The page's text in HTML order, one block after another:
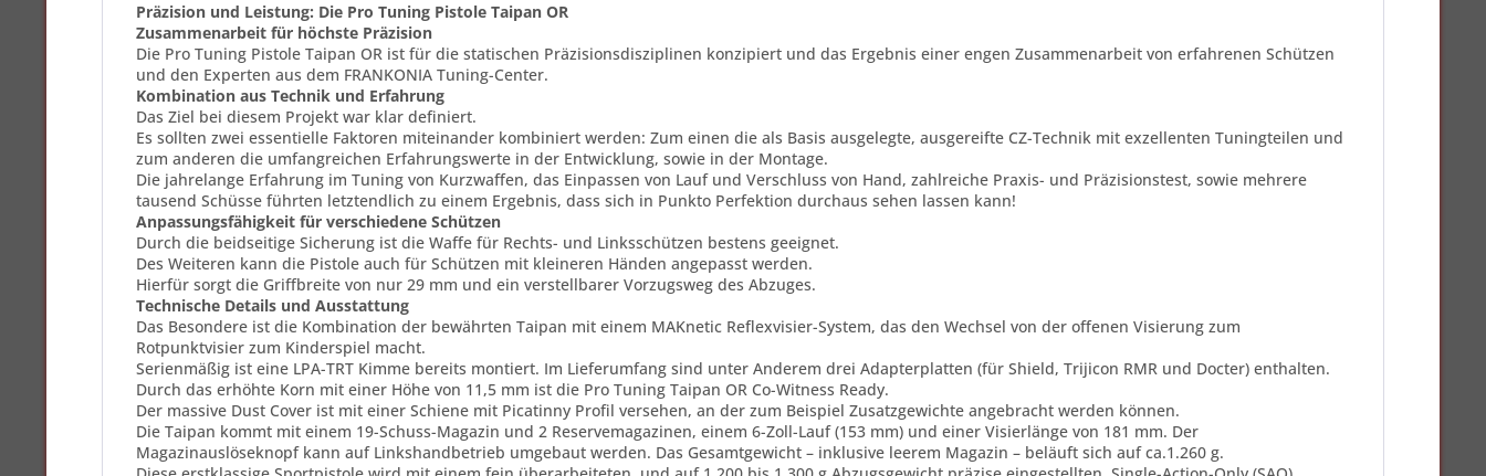
Präzision und Leistung: Die Pro Tuning Pistole Taipan OR
Zusammenarbeit für höchste Präzision
Die Pro Tuning Pistole Taipan OR ist für die statischen Präzisionsdisziplinen konzipiert und das Ergebnis einer engen Zusammenarbeit von erfahrenen Schützen
und den Experten aus dem FRANKONIA Tuning-Center.
Kombination aus Technik und Erfahrung
Das Ziel bei diesem Projekt war klar definiert.
Es sollten zwei essentielle Faktoren miteinander kombiniert werden: Zum einen die als Basis ausgelegte, ausgereifte CZ-Technik mit exzellenten Tuningteilen und
zum anderen die umfangreichen Erfahrungswerte in der Entwicklung, sowie in der Montage.
Die jahrelange Erfahrung im Tuning von Kurzwaffen, das Einpassen von Lauf und Verschluss von Hand, zahlreiche Praxis- und Präzisionstest, sowie mehrere
tausend Schüsse führten letztendlich zu einem Ergebnis, dass sich in Punkto Perfektion durchaus sehen lassen kann!
Anpassungsfähigkeit für verschiedene Schützen
Durch die beidseitige Sicherung ist die Waffe für Rechts- und Linksschützen bestens geeignet.
Des Weiteren kann die Pistole auch für Schützen mit kleineren Händen angepasst werden.
Hierfür sorgt die Griffbreite von nur 29 mm und ein verstellbarer Vorzugsweg des Abzuges.
Technische Details und Ausstattung
Das Besondere ist die Kombination der bewährten Taipan mit einem MAKnetic Reflexvisier-System, das den Wechsel von der offenen Visierung zum
Rotpunktvisier zum Kinderspiel macht.
Serienmäßig ist eine LPA-TRT Kimme bereits montiert. Im Lieferumfang sind unter Anderem drei Adapterplatten (für Shield, Trijicon RMR und Docter) enthalten.
Durch das erhöhte Korn mit einer Höhe von 11,5 mm ist die Pro Tuning Taipan OR Co-Witness Ready.
Der massive Dust Cover ist mit einer Schiene mit Picatinny Profil versehen, an der zum Beispiel Zusatzgewichte angebracht werden können.
Die Taipan kommt mit einem 19-Schuss-Magazin und 2 Reservemagazinen, einem 6-Zoll-Lauf (153 mm) und einer Visierlänge von 181 mm. Der
Magazinauslöseknopf kann auf Linkshandbetrieb umgebaut werden. Das Gesamtgewicht – inklusive leerem Magazin – beläuft sich auf ca.1.260 g.